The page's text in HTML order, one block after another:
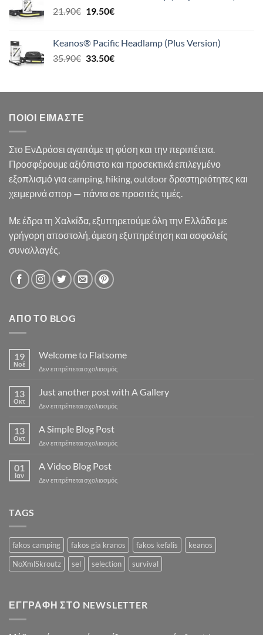
24.90€.
21.90€ Original
21.90€.
19.50€Η
είναι:
19.50€.
Keanos® Pacific Headlamp (Plus Version)
35.90€ Original
35.90€.
33.50€Η
είναι:
ΠΟΙΟΙ ΕΊΜΑΣΤΕ
Στο ΕνΔράσει αγαπάμε τη φύση και την περιπέτεια.
Προσφέρουμε αξιόπιστο και προσεκτικά επιλεγμένο
εξοπλισμό για camping, hiking, outdoor δραστηριότητες και
χειμερινά σπορ — πάντα σε προσιτές τιμές.
Με έδρα τη Χαλκίδα, εξυπηρετούμε όλη την Ελλάδα με
γρήγορη αποστολή, άμεση εξυπηρέτηση και ασφαλείς
συναλλαγές.
ΑΠΌ ΤΟ BLOG
19
Νοέ
Welcome to Flatsome
Δεν επιτρέπεται σχολιασμόςστο
to
Flatsome
13
Οκτ
Just another post with A Gallery
Δεν επιτρέπεται σχολιασμόςστο
with
13
Οκτ
A Simple Blog Post
Δεν επιτρέπεται σχολιασμόςστο
Post
01
Ιαν
A Video Blog Post
Δεν επιτρέπεται σχολιασμόςστο
TAGS
fakos camping fakos gia kranos fakos kefalis
keanos
NoXmlSkroutz
sel selection survival
ΕΓΓΡΑΦΉ ΣΤΟ NEWSLETTER